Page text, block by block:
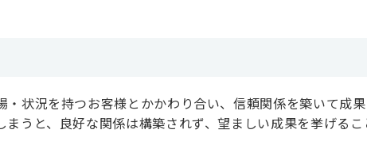
・状況を持つお客様とかかわり合い、信頼関係を築いて成
うと、良好な関係は構築されず、望ましい成果を挙げる